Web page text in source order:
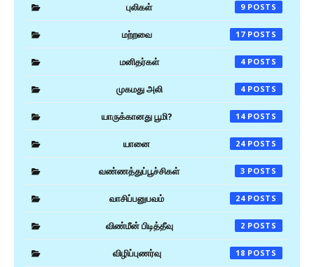
புலிகள் 9
மற்றவை 17
மனிதர்கள் 4
முகமது அலி 4
யாருக்கானது பூமி? 14
யானை 24
வண்ணத்துப்பூச்சிகள் 3
வாசிப்பனுபவம் 24
விண்மீன் பிடித்தீவு 2
விழிப்புணர்வு 18